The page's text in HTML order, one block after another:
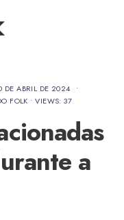
DE ABRIL DE 2024 •
FOLK •VIEWS: 37
a